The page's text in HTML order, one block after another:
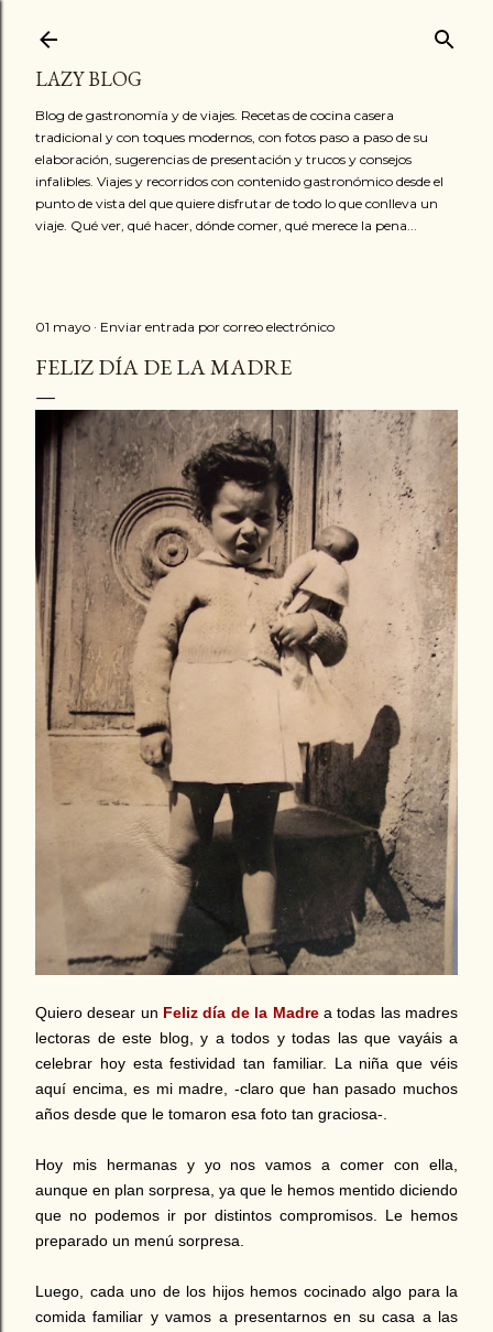
LAZY BLOG
Blog de gastronomía y de viajes. Recetas de cocina casera
tradicional y con toques modernos, con fotos paso a paso de su
elaboración, sugerencias de presentación y trucos y consejos
infalibles. Viajes y recorridos con contenido gastronómico desde el
punto de vista del que quiere disfrutar de todo lo que conlleva un
viaje. Qué ver, qué hacer, dónde comer, qué merece la pena...
01 mayo Enviar entrada por correo electrónico
FELIZ DÍA DE LA MADRE
Quiero desear un Feliz día de la Madrea todas las madres
lectoras de este blog, y a todos y todas las que vayáis a
celebrar hoy esta festividad tan familiar. La niña que véis
aquí encima, es mi madre, -claro que han pasado muchos
años desde que le tomaron esa foto tan graciosa-.
Hoy mis hermanas y yo nos vamos a comer con ella,
aunque en plan sorpresa, ya que le hemos mentido diciendo
que no podemos ir por distintos compromisos. Le hemos
preparado un menú sorpresa.
Luego, cada uno de los hijos hemos cocinado algo para la
comida familiar y vamos a presentarnos en su casa a las